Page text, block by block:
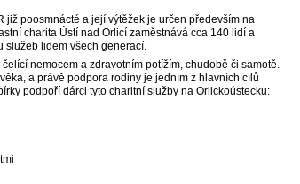
poosmnácté a její výtěžek je určen především na
charita Ústí nad Orlicí zaměstnává cca 140 lidí a
služeb lidem všech generací.
nemocem a zdravotním potížím, chudobě či samotě.
a právě podpora rodiny je jedním z hlavních cílů
podpoří dárci tyto charitní služby na Orlickoústecku: